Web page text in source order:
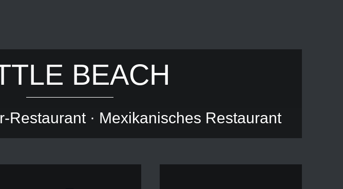
BEACH
Restaurant · Mexikanisches Restaurant